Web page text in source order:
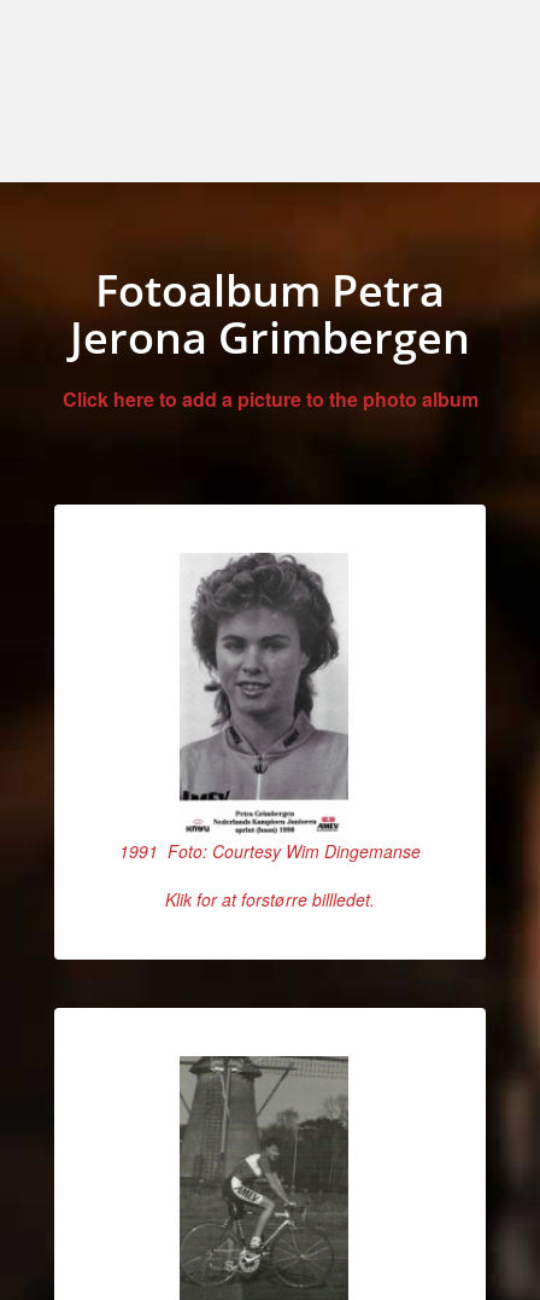
Fotoalbum Petra
Jerona Grimbergen
Click here to add a picture to the photo album
1991 Foto: Courtesy Wim Dingemanse
Klik for at forstørre billledet.